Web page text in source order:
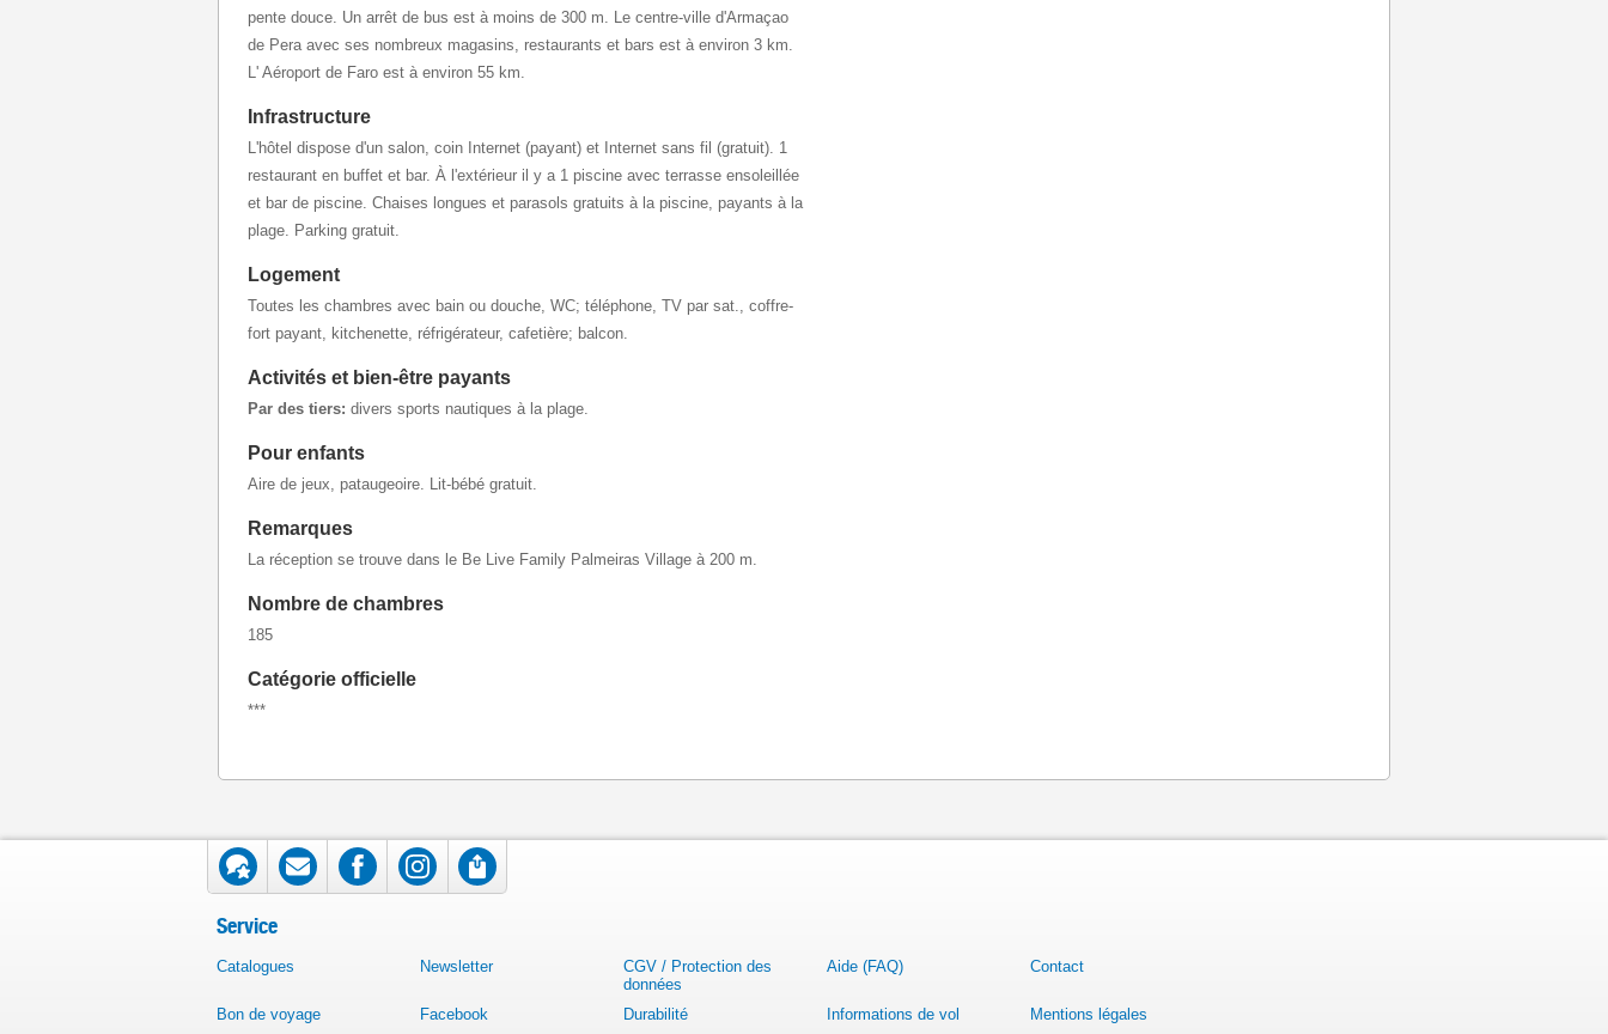
pente douce. Un arrêt de bus est à moins de 300 m. Le centre-ville d'Armaçao
de Pera avec ses nombreux magasins, restaurants et bars est à environ 3 km.
L' Aéroport de Faro est à environ 55 km.
Infrastructure
L'hôtel dispose d'un salon, coin Internet (payant) et Internet sans fil (gratuit). 1
restaurant en buffet et bar. À l'extérieur il y a 1 piscine avec terrasse ensoleillée
et bar de piscine. Chaises longues et parasols gratuits à la piscine, payants à la
plage. Parking gratuit.
Logement
Toutes les chambres avec bain ou douche, WC; téléphone, TV par sat., coffre-
fort payant, kitchenette, réfrigérateur, cafetière; balcon.
Activités et bien-être payants
Par des tiers: divers sports nautiques à la plage.
Pour enfants
Aire de jeux, pataugeoire. Lit-bébé gratuit.
Remarques
La réception se trouve dans le Be Live Family Palmeiras Village à 200 m.
Nombre de chambres
185
Catégorie officielle
***
Service
Catalogues Newsletter
CGV / Protection des
données
Aide (FAQ) Contact
Bon de voyage Facebook Durabilité Informations de vol Mentions légales